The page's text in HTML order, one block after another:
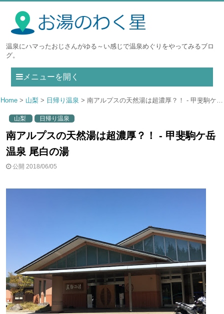
温泉にハマったおじさんがゆる～い感じで温泉めぐりをやってみるブロ
グ。
メニューを開く
Home 山梨 日帰り温泉 南アルプスの天然湯は超濃厚？！ - 甲斐駒ケ岳温泉 尾白の湯
山梨 日帰り温泉
南アルプスの天然湯は超濃厚？！ - 甲斐駒ケ岳
温泉 尾白の湯
公開 2018/06/05